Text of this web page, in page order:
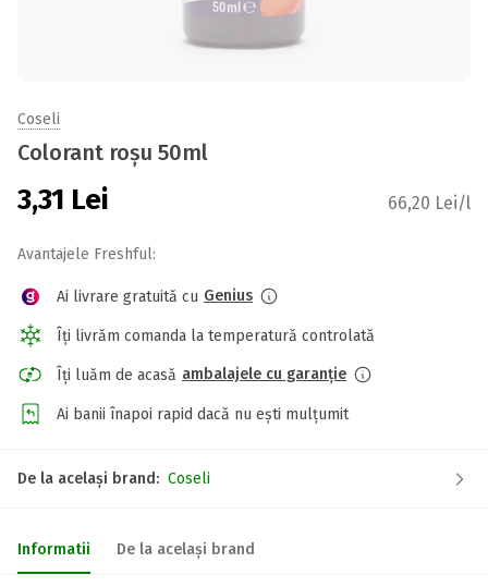
Coseli
Colorant roșu 50ml
3,31 Lei 66,20 Lei/l
Avantajele Freshful:
Ai livrare gratuită cu Genius
Îți livrăm comanda la temperatură controlată
Îți luăm de acasă ambalajele cu garanție
Ai banii înapoi rapid dacă nu ești mulțumit
De la același brand: Coseli
Informatii De la același brand